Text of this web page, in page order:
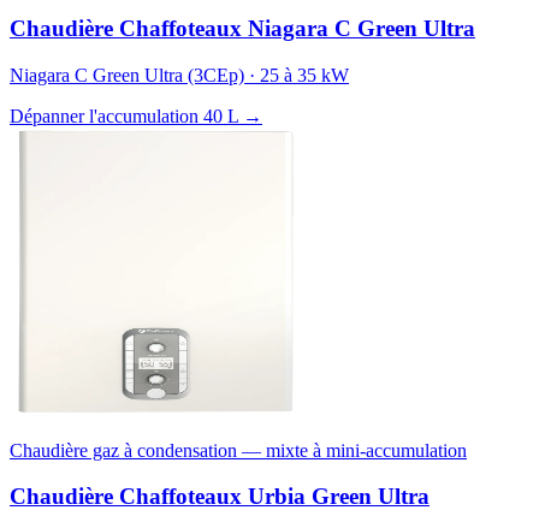
Chaudière Chaffoteaux Niagara C Green Ultra
Niagara C Green Ultra (3CEp) · 25 à 35 kW
Dépanner l'accumulation 40 L →
Chaudière gaz à condensation — mixte à mini-accumulation
Chaudière Chaffoteaux Urbia Green Ultra